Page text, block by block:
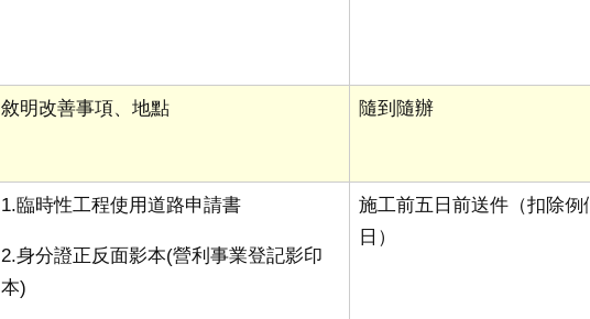
敘明改善事項、地點 隨到隨辦
1.臨時性工程使用道路申請書
2.身分證正反面影本(營利事業登記影印
本)
施工前五日前送件（扣除例
日）